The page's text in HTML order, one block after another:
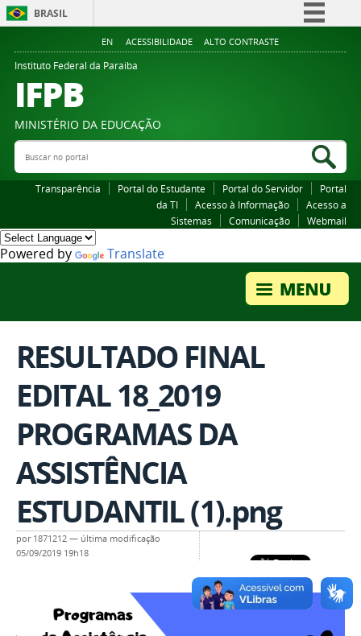
BRASIL
Simplifique!
Legislação
EN ACESSIBILIDADE ALTO CONTRASTE
Instituto Federal da Paraiba
IFPB
MINISTÉRIO DA EDUCAÇÃO
Buscar no portal
Transparência Portal do Estudante Portal do Servidor
Portal
da TI
Acesso à Informação
Acesso a
Sistemas
Comunicação Webmail
Powered by Translate
RESULTADO FINAL
EDITAL 18_2019
PROGRAMAS DA
ASSISTÊNCIA
ESTUDANTIL (1).png
por 1871212 — última modificação
05/09/2019 19h18